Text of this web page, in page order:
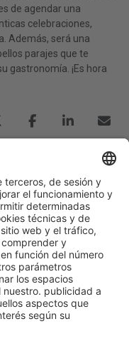
de agendar una
celebraciones,
Además, será una
parajes que te
gastronomía. ¡Es hora
y todo lo que
Siguiente
Cairo que no debes